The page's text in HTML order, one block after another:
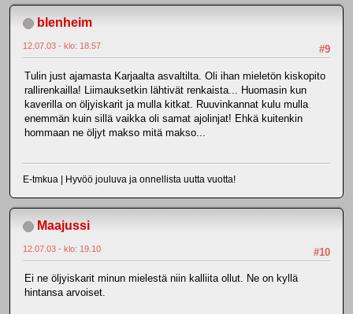
blenheim
#9
12.07.03 - klo: 18.57
Tulin just ajamasta Karjaalta asvaltilta. Oli ihan mieletön kiskopito
rallirenkailla! Liimauksetkin lähtivät renkaista... Huomasin kun
kaverilla on öljyiskarit ja mulla kitkat. Ruuvinkannat kulu mulla
enemmän kuin sillä vaikka oli samat ajolinjat! Ehkä kuitenkin
hommaan ne öljyt makso mitä makso...
E-tmkua | Hyvöö jouluva ja onnellista uutta vuotta!
Maajussi
#10
12.07.03 - klo: 19.10
Ei ne öljyiskarit minun mielestä niin kalliita ollut. Ne on kyllä
hintansa arvoiset.